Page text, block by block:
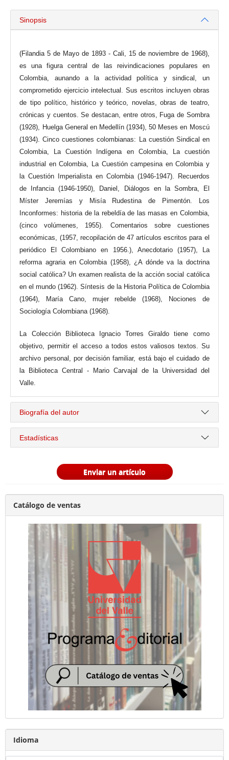
Sinopsis
(Filandia 5 de Mayo de 1893 - Cali, 15 de noviembre de 1968),
es una figura central de las reivindicaciones populares en
Colombia, aunando a la actividad política y sindical, un
comprometido ejercicio intelectual. Sus escritos incluyen obras
de tipo político, histórico y teórico, novelas, obras de teatro,
crónicas y cuentos. Se destacan, entre otros, Fuga de Sombra
(1928), Huelga General en Medellín (1934), 50 Meses en Moscú
(1934). Cinco cuestiones colombianas: La cuestión Sindical en
Colombia, La Cuestión Indígena en Colombia, La cuestión
industrial en Colombia, La Cuestión campesina en Colombia y
la Cuestión Imperialista en Colombia (1946-1947). Recuerdos
de Infancia (1946-1950), Daniel, Diálogos en la Sombra, El
Míster Jeremías y Misía Rudestina de Pimentón. Los
Inconformes: historia de la rebeldía de las masas en Colombia,
(cinco volúmenes, 1955). Comentarios sobre cuestiones
económicas, (1957, recopilación de 47 artículos escritos para el
periódico El Colombiano en 1956.), Anecdotario (1957), La
reforma agraria en Colombia (1958), ¿A dónde va la doctrina
social católica? Un examen realista de la acción social católica
en el mundo (1962). Síntesis de la Historia Política de Colombia
(1964), María Cano, mujer rebelde (1968), Nociones de
Sociología Colombiana (1968).
La Colección Biblioteca Ignacio Torres Giraldo tiene como
objetivo, permitir el acceso a todos estos valiosos textos. Su
archivo personal, por decisión familiar, está bajo el cuidado de
la Biblioteca Central - Mario Carvajal de la Universidad del
Valle.
Biografía del autor
Estadísticas
Enviar un artículo
Catálogo de ventas
Idioma